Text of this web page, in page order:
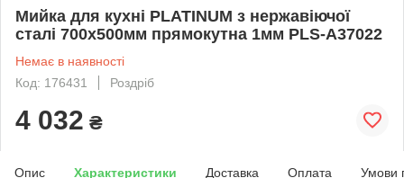
Мийка для кухні PLATINUM з нержавіючої
сталі 700x500мм прямокутна 1мм PLS-A37022
Немає в наявності
Код: 176431
Роздріб
4 032 ₴
Опис Характеристики Доставка Оплата Умови